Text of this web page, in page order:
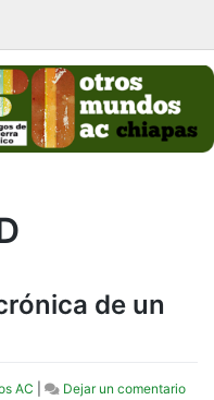
de un
AC Dejar un comentarioen